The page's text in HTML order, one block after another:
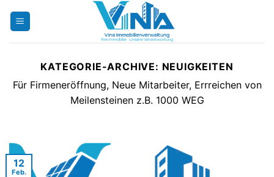
Inhalt
KATEGORIE-ARCHIVE: NEUIGKEITEN
Für Firmeneröffnung, Neue Mitarbeiter, Errreichen von
Meilensteinen z.B. 1000 WEG
12
Feb.